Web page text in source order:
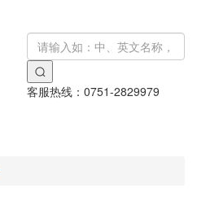
客服热线： 0751-2829979